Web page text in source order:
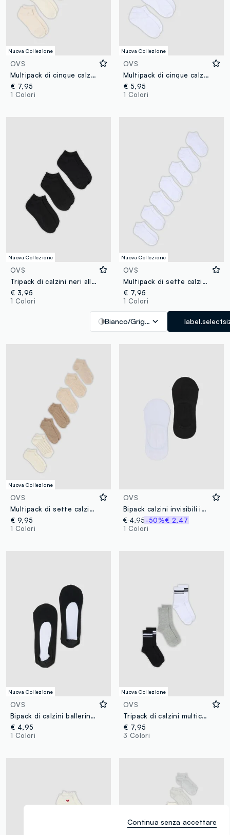
Nuova Collezione
OVS
Multipack di cinque calzini multicolor in misto cotone organico
€ 7,95
1 Colori
Nuova Collezione
OVS
Multipack di cinque calzini bianchi in cotone organico
€ 5,95
1 Colori
Nuova Collezione
OVS
Tripack di calzini neri alla caviglia in misto cotone jersey organico
€ 3,95
1 Colori
Nuova Collezione
OVS
Multipack di sette calzini bianchi in cotone organico
€ 7,95
1 Colori
Bianco/Grigio
Nuova Collezione
OVS
Multipack di sette calzini beige in cotone organico elasticizzato
€ 9,95
1 Colori
OVS
Bipack calzini invisibili in misto cotone elasticizzato multicolor
€ 4,95-50%€ 2,47
1 Colori
Nuova Collezione
OVS
Bipack di calzini ballerina neri in cotone organico
€ 4,95
1 Colori
Nuova Collezione
OVS
Tripack di calzini multicolor in cotone organico elasticizzato a righe
€ 7,95
3 Colori
Continua senza accettare